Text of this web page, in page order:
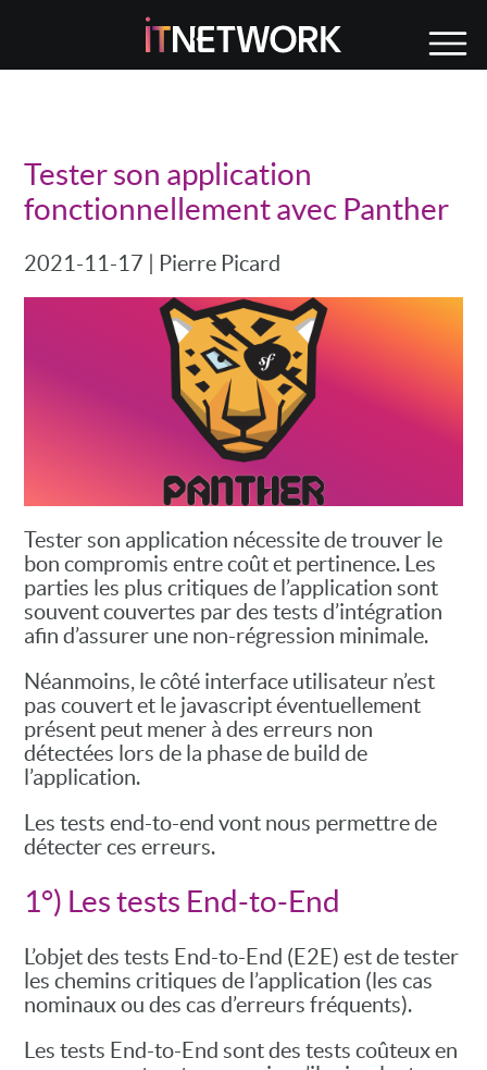
Tester son application
fonctionnellement avec Panther
2021-11-17 Pierre Picard
Tester son application nécessite de trouver le
bon compromis entre coût et pertinence. Les
parties les plus critiques de l’application sont
souvent couvertes par des tests d’intégration
afin d’assurer une non-régression minimale.
Néanmoins, le côté interface utilisateur n’est
pas couvert et le javascript éventuellement
présent peut mener à des erreurs non
détectées lors de la phase de build de
l’application.
Les tests end-to-end vont nous permettre de
détecter ces erreurs.
1°) Les tests End-to-End
L’objet des tests End-to-End (E2E) est de tester
les chemins critiques de l’application (les cas
nominaux ou des cas d’erreurs fréquents).
Les tests End-to-End sont des tests coûteux en